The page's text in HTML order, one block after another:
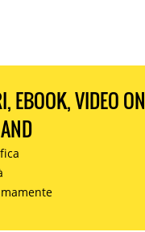
EBOOK, VIDEO ON